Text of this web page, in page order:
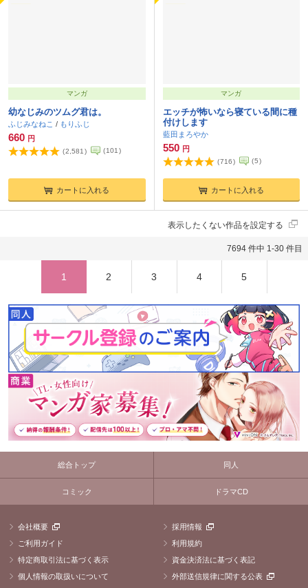
マンガ
幼なじみのツムグ君は。
ふじみなねこ / もりふじ
660 円
(2,581) (101)
カートに入れる
マンガ
エッチが怖いなら寝ている間に種
付けします
藍田まろやか
550 円
(716) (5)
カートに入れる
表示したくない作品を設定する
7694 件中 1-30 件目
1 2 3 4 5
総合トップ 同人
コミック ドラマCD
会社概要
採用情報
ご利用ガイド
利用規約
特定商取引法に基づく表示
資金決済法に基づく表記
個人情報の取扱いについて
外部送信規律に関する公表